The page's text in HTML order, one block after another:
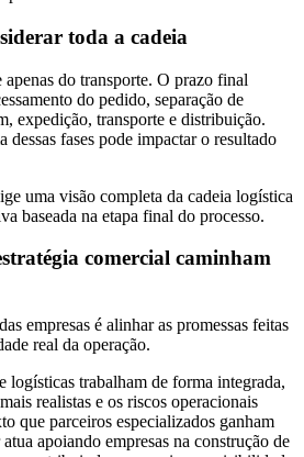
toda a cadeia
do transporte. O prazo final
do pedido, separação de
expedição, transporte e distribuição.
dessas fases pode impactar o resultado
uma visão completa da cadeia logística
baseada na etapa final do processo.
comercial caminham
empresas é alinhar as promessas feitas
real da operação.
logísticas trabalham de forma integrada,
realistas e os riscos operacionais
que parceiros especializados ganham
apoiando empresas na construção de